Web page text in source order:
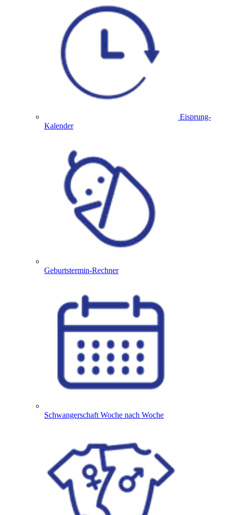
Eisprung-
Kalender
Geburtstermin-Rechner
Schwangerschaft Woche nach Woche